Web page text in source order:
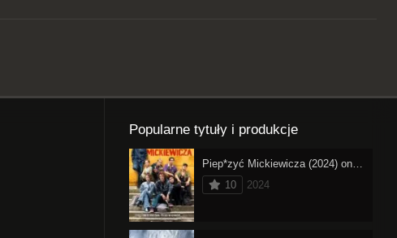
Popularne tytuły i produkcje
Piep*zyć Mickiewicza (2024) online cały film – oglądaj
10
2024